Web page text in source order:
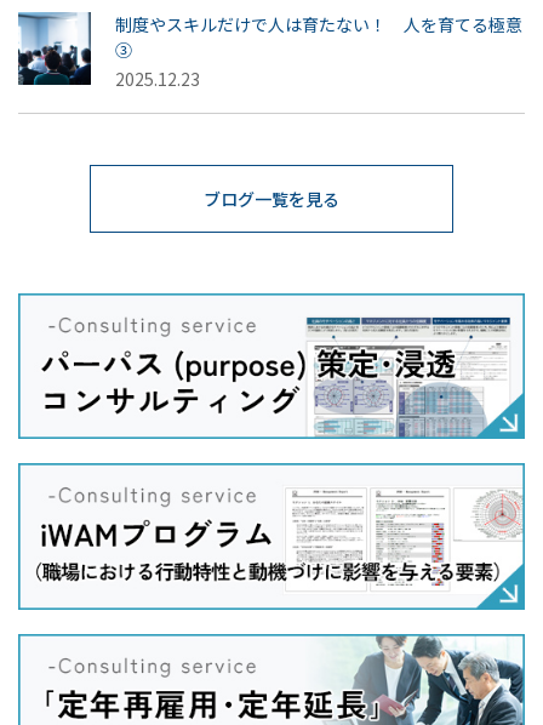
制度やスキルだけで人は育たない！ 人を育てる極意
③
2025.12.23
ブログ一覧を見る